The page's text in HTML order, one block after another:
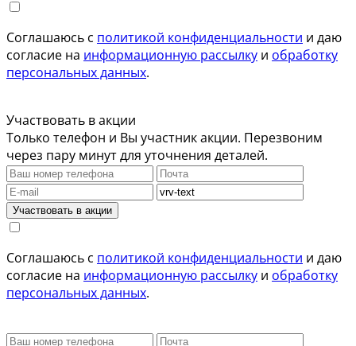
Соглашаюсь с политикой конфиденциальности и даю
согласие на информационную рассылку и обработку
персональных данных.
Участвовать в акции
Только телефон и Вы участник акции. Перезвоним
через пару минут для уточнения деталей.
Участвовать в акции
Соглашаюсь с политикой конфиденциальности и даю
согласие на информационную рассылку и обработку
персональных данных.